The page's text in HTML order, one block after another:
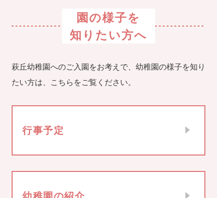
園の様子を
知りたい方へ
萩丘幼稚園へのご入園をお考えで、幼稚園の様子を知り
たい方は、こちらをご覧ください。
行事予定